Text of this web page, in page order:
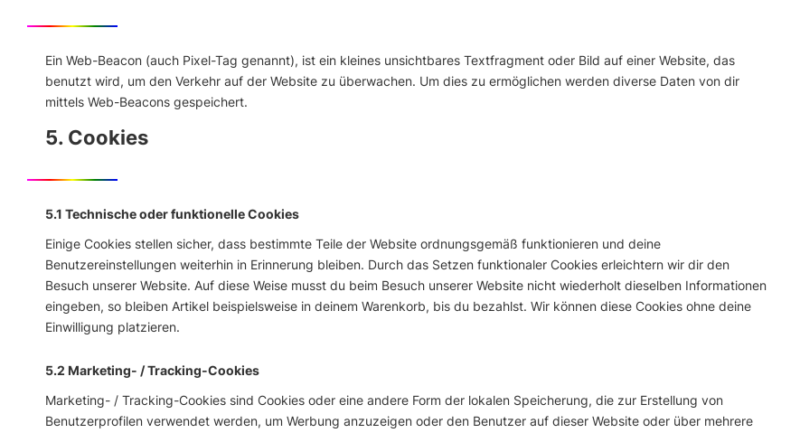
Ein Web-Beacon (auch Pixel-Tag genannt), ist ein kleines unsichtbares Textfragment oder Bild auf einer Website, das
benutzt wird, um den Verkehr auf der Website zu überwachen. Um dies zu ermöglichen werden diverse Daten von dir
mittels Web-Beacons gespeichert.
5. Cookies
5.1 Technische oder funktionelle Cookies
Einige Cookies stellen sicher, dass bestimmte Teile der Website ordnungsgemäß funktionieren und deine
Benutzereinstellungen weiterhin in Erinnerung bleiben. Durch das Setzen funktionaler Cookies erleichtern wir dir den
Besuch unserer Website. Auf diese Weise musst du beim Besuch unserer Website nicht wiederholt dieselben Informationen
eingeben, so bleiben Artikel beispielsweise in deinem Warenkorb, bis du bezahlst. Wir können diese Cookies ohne deine
Einwilligung platzieren.
5.2 Marketing- / Tracking-Cookies
Marketing- / Tracking-Cookies sind Cookies oder eine andere Form der lokalen Speicherung, die zur Erstellung von
Benutzerprofilen verwendet werden, um Werbung anzuzeigen oder den Benutzer auf dieser Website oder über mehrere